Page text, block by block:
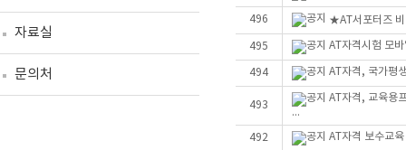
자료실
문의처
496 ★AT서포터즈 비
495 AT자격시험 모
494 AT자격, 국가평
493
AT자격, 교육용
...
492 AT자격 보수교